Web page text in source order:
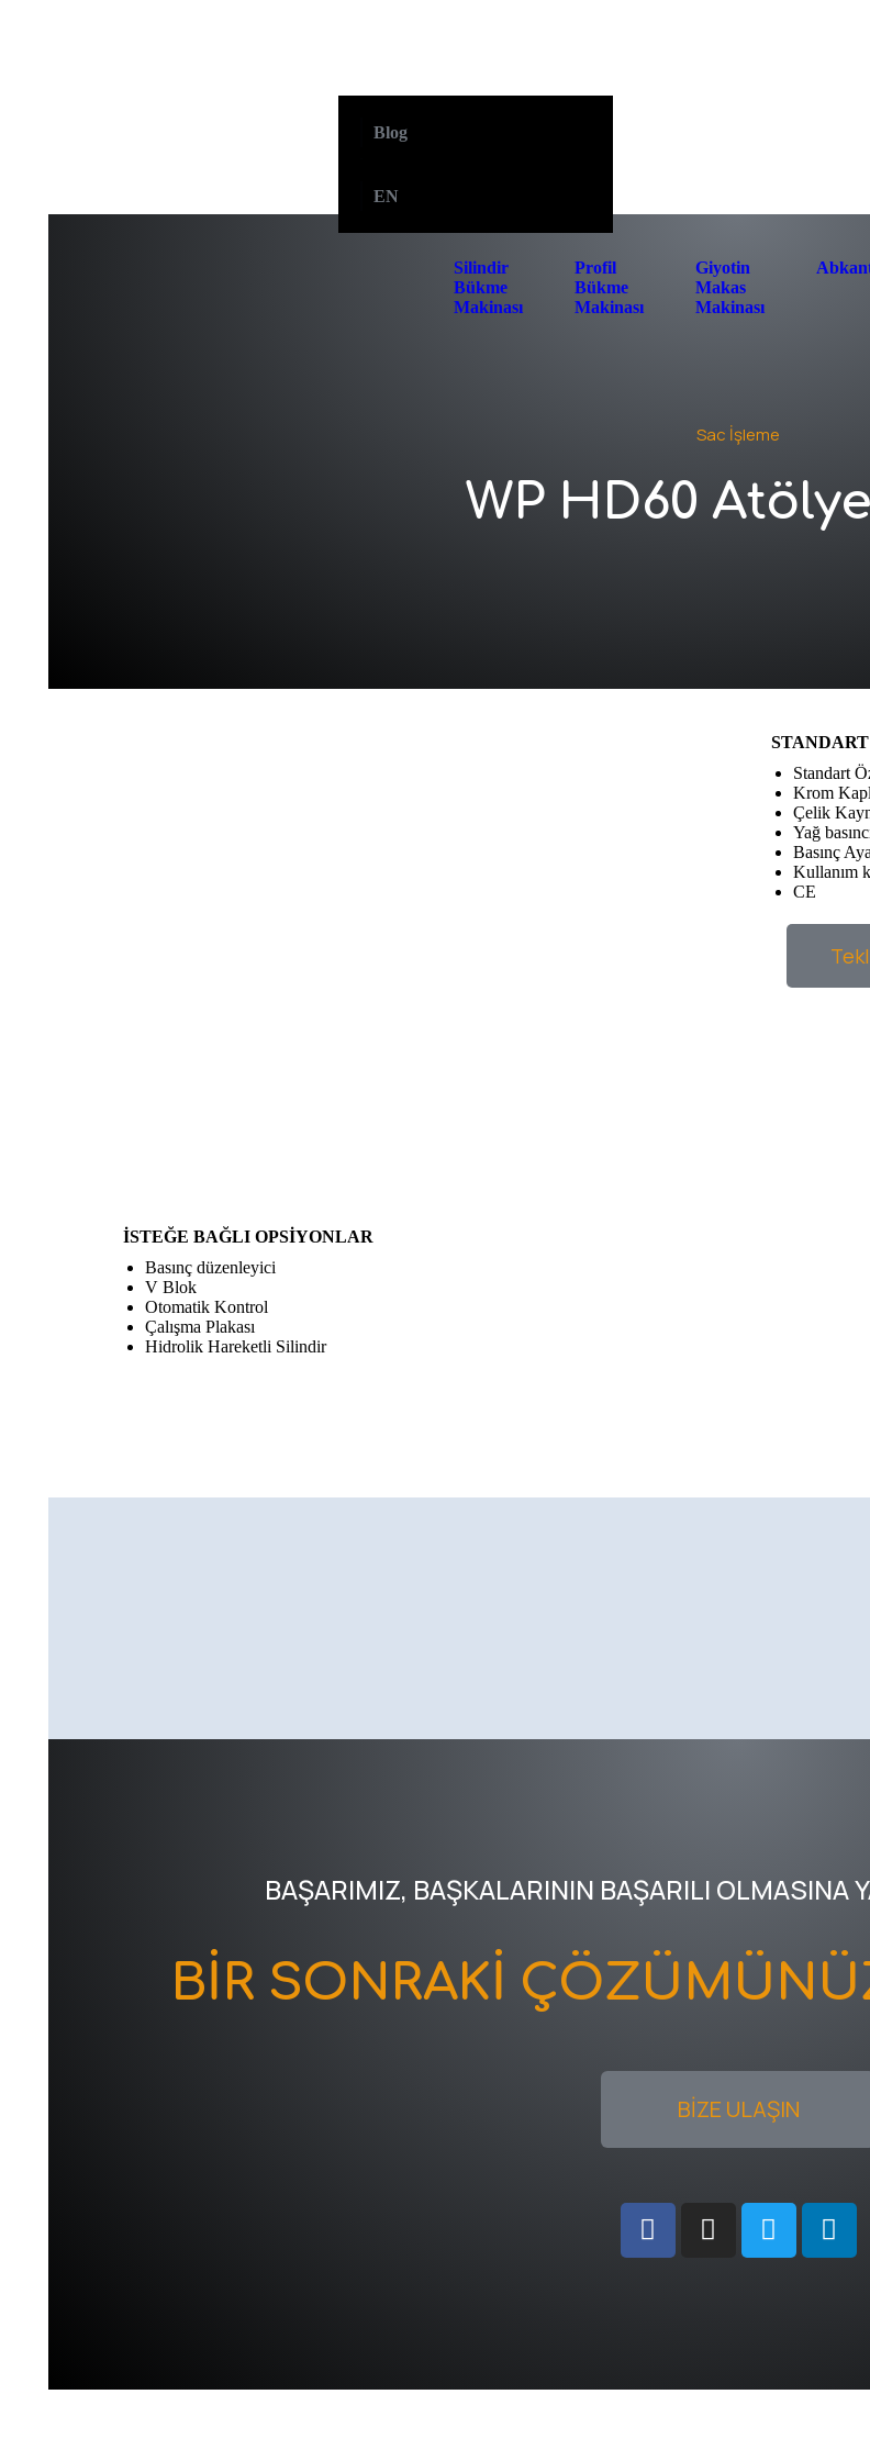
Silindir
Bükme
Makinası
Profil
Bükme
Makinası
Giyotin
Makas
Makinası
Blog
EN
Sac İşleme
WP HD60
İSTEĞE BAĞLI OPSİYONLAR
Basınç düzenleyici
V Blok
Otomatik Kontrol
Çalışma Plakası
Hidrolik Hareketli Silindir
Standart
Krom
Çelik
Yağ
Basınç
Kullanım
CE
BAŞARIMIZ, BAŞKALARININ BAŞARILI OLMASINA
BİR SONRAKİ
BİZE ULAŞIN